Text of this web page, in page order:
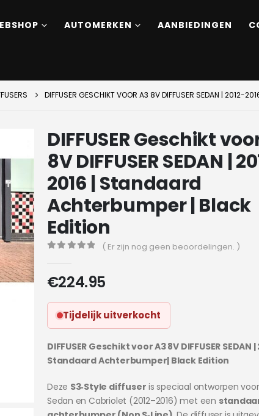
AUTOMERKEN AANBIEDINGEN
DIFFUSER GESCHIKT VOOR A3 8V DIFFUSER SEDAN | 2012-
DIFFUSER Geschikt
8V DIFFUSER SEDAN |
2016 | Standaard
Achterbumper | Black
Edition
( Er zijn nog geen beoordelingen. )
€224.95
Tijdelijk uitverkocht
DIFFUSER Geschikt voor A3 8V DIFFUSER SEDAN
Standaard Achterbumper| Black Edition
Deze S3‑Style diffuser is speciaal ontworpen
Sedan en Cabriolet (2012–2016) met een